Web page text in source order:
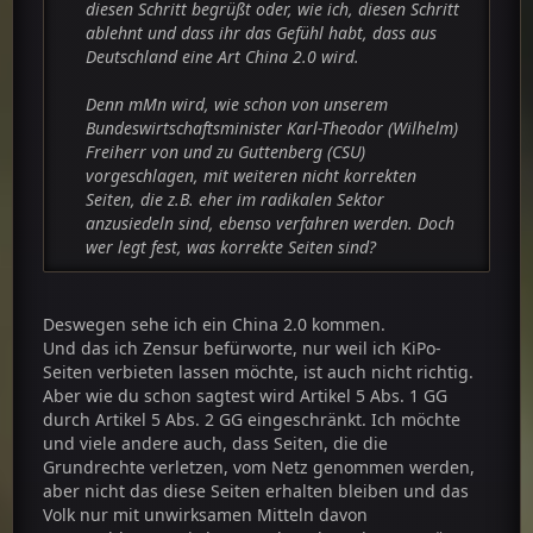
verstehe ich halt nicht, wenn man sagt, dass man
sich eingeschränkt fühlt in seiner Freiheit. D.h.
deine Argumentation vom Anfang widerspricht im
Post geschrieben hast.
also ums nochmal zu konkretisieren: im ersten
Post dieses Threads bemängelst du, dass zensiert
wird und damit Freiheiten beschnitten werden
(und Deutschland wie eine Art 2. China wird). Im
letzten Post sagst du aber, dass du die
Internetseiten sperren lassen willst durch das BKA.
natürlich habe ich keine Sekunde geglaubt, dass
du was mit KiPos zutun hast, so meinte ich meinen
letzten Post natürlich nicht^^
ich weise nochmal darauf hin, dass es bei dem
Gesetz konkret um Kinderpornographie geht und
um keine "legalen" Internetseiten. Und wie gesagt,
die illegalen Seiten kann man so oder so sperren.
diesen Schritt begrüßt oder, wie ich, diesen Schritt
ablehnt und dass ihr das Gefühl habt, dass aus
Deutschland eine Art China 2.0 wird.
Denn mMn wird, wie schon von unserem
Bundeswirtschaftsminister Karl-Theodor (Wilhelm)
Freiherr von und zu Guttenberg (CSU)
vorgeschlagen, mit weiteren nicht korrekten
Seiten, die z.B. eher im radikalen Sektor
anzusiedeln sind, ebenso verfahren werden. Doch
wer legt fest, was korrekte Seiten sind?
Deswegen sehe ich ein China 2.0 kommen.
Und das ich Zensur befürworte, nur weil ich KiPo-
Seiten verbieten lassen möchte, ist auch nicht richtig.
Aber wie du schon sagtest wird Artikel 5 Abs. 1 GG
durch Artikel 5 Abs. 2 GG eingeschränkt. Ich möchte
und viele andere auch, dass Seiten, die die
Grundrechte verletzen, vom Netz genommen werden,
aber nicht das diese Seiten erhalten bleiben und das
Volk nur mit unwirksamen Mitteln davon